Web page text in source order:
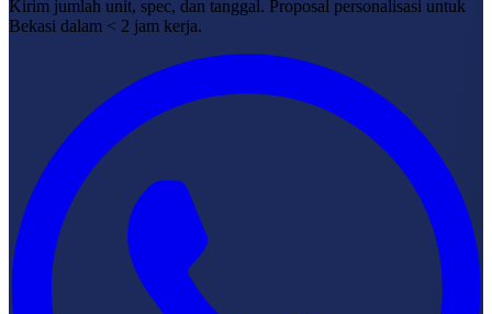
Kirim jumlah unit, spec, dan tanggal. Proposal personalisasi untuk
Bekasi dalam < 2 jam kerja.